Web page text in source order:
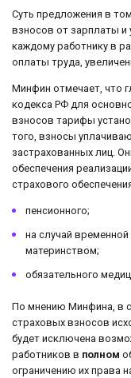
Суть предложения в
взносов от зарплаты и
каждому работнику в
оплаты труда,
Минфин отмечает, что
кодекса РФ для
взносов тарифы
того, взносы
застрахованных лиц.
обеспечения
страхового
пенсионного;
на случай
материнством;
обязательного
По мнению Минфина, в
страховых взносов
будет исключена
работников в полном
ограничению их права